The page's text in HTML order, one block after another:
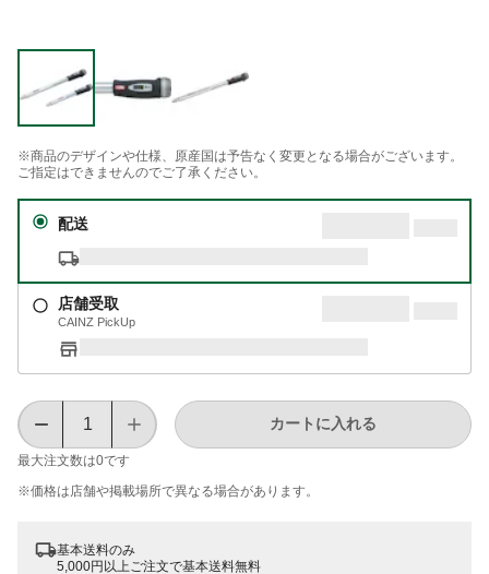
※商品のデザインや仕様、原産国は予告なく変更となる場合がございます。
ご指定はできませんのでご了承ください。
配送
店舗受取
CAINZ PickUp
最大注文数は0です
カートに入れる
※価格は​店舗や​掲載場所で​異なる​場合が​あります。
基本送料のみ
5,000円以上ご注文で基本送料無料